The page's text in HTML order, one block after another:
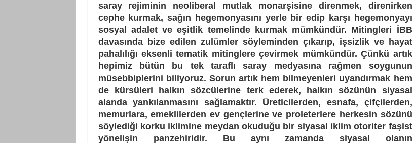
saray rejiminin neoliberal mutlak monarşisine direnmek, direnirken
cephe kurmak, sağın hegemonyasını yerle bir edip karşı hegemonyayı
sosyal adalet ve eşitlik temelinde kurmak mümkündür. Mitingleri İBB
davasında bize edilen zulümler söyleminden çıkarıp, işsizlik ve hayat
pahalılığı eksenli tematik mitinglere çevirmek mümkündür. Çünkü artık
hepimiz bütün bu tek taraflı saray medyasına rağmen soygunun
müsebbiplerini biliyoruz. Sorun artık hem bilmeyenleri uyandırmak hem
de kürsüleri halkın sözcülerine terk ederek, halkın sözünün siyasal
alanda yankılanmasını sağlamaktır. Üreticilerden, esnafa, çifçilerden,
memurlara, emeklilerden ev gençlerine ve proleterlere herkesin sözünü
söylediği korku iklimine meydan okuduğu bir siyasal iklim otoriter faşist
yönelişin panzehiridir. Bu aynı zamanda siyasal olanın